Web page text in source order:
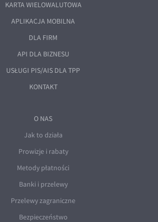
KARTA WIELOWALUTOWA
APLIKACJA MOBILNA
DLA FIRM
API DLA BIZNESU
USŁUGI PIS/AIS DLA TPP
KONTAKT
O NAS
Jak to działa
Prowizje i rabaty
Metody płatności
Banki i przelewy
Przelewy zagraniczne
Bezpieczeństwo